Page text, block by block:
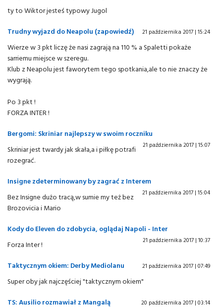
ty to Wiktor jesteś typowy Jugol
Trudny wyjazd do Neapolu (zapowiedź)
21 października 2017 | 15:24
Wierze w 3 pkt liczę że nasi zagrają na 110 % a Spaletti pokaże
sarriemu miejsce w szeregu.
Klub z Neapolu jest faworytem tego spotkania,ale to nie znaczy że
wygrają.
Po 3 pkt !
FORZA INTER !
Bergomi: Skriniar najlepszy w swoim roczniku
21 października 2017 | 15:07
Skriniar jest twardy jak skała,a i piłkę potrafi
rozegrać.
Insigne zdeterminowany by zagrać z Interem
21 października 2017 | 15:04
Bez Insigne dużo tracą,w sumie my też bez
Brozovicia i Mario
Kody do Eleven do zdobycia, oglądaj Napoli - Inter
21 października 2017 | 10:37
Forza Inter !
Taktycznym okiem: Derby Mediolanu
21 października 2017 | 07:49
Super oby jak najczęściej "taktycznym okiem"
TS: Ausilio rozmawiał z Mangalą
20 października 2017 | 03:14